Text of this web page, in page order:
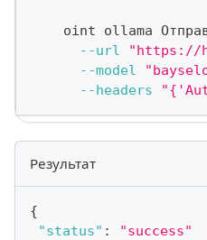
oint ollama
--url
"https://
--model
--headers
Результат
{
"status" :
"success"